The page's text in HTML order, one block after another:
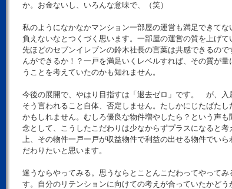
か。お金ないし、いろんな意味で、（笑）
私のようになかなかマンション一部屋の運営も満足できて
負えないなとつくづく思います。一部屋の運営の質を上げて
先ほどのセブンイレブンの鈴木社長の言葉は共感できるので
んができるか！？一戸を満足いくレベルすれば、その質が
うことを考えていたのかも知れません。
今後の展開で、やはり目指すは「退去ゼロ」です。 が、入
そう言われること自体、否定しません。たしかにじたばた
かもしれません。むしろ優良な物件増やしたら？という声
念として、こうしたこだわりは少なからずプラスになると
上、その物件一戸一戸が収益物件で利益の出せる物件でいら
だわりたいと思います。
迷うならやってみる。思うならとことんこだわってやって
す。自分のリテンションに向けての考えが合っていたかどう